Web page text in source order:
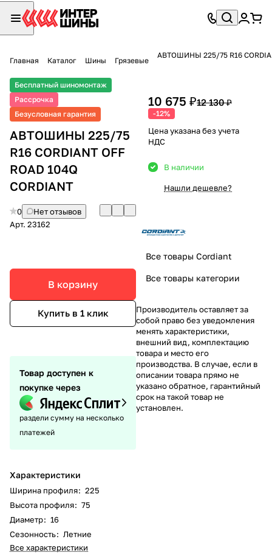
Главная Каталог Шины Грязевые
АВТОШИНЫ 225/75 R16
Бесплатный шиномонтаж
Рассрочка
Безусловная гарантия
АВТОШИНЫ 225/75
R16 CORDIANT OFF
ROAD 104Q
CORDIANT
0
Нет отзывов
Арт. 23162
В корзину
Купить в 1 клик
Товар доступен к
покупке через
раздели сумму на несколько
платежей
Характеристики
Ширина профиля: 225
Высота профиля: 75
Диаметр: 16
Сезонность: Летние
Все характеристики
10 675 ₽12 130 ₽
-12%
Цена указана без учета
НДС
В наличии
Нашли дешевле?
Все товары Cordiant
Все товары категории
Производитель оставляет за
собой право без уведомления
менять характеристики,
внешний вид, комплектацию
товара и место его
производства. В случае, если в
описании товара прямо не
указано обратное, гарантийный
срок на такой товар не
установлен.